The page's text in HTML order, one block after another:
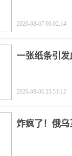
2026-08-07 00:02:14
一张纸条引发
2026-08-06 23:51:12
炸疯了！俄乌